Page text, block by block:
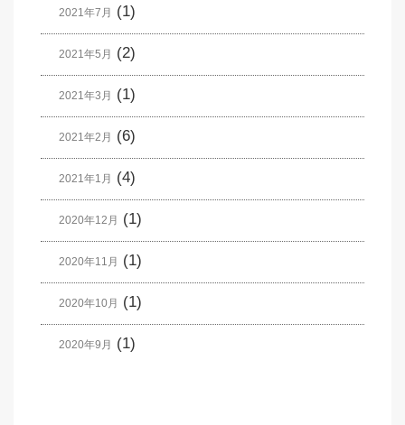
2021年7月 (1)
2021年5月 (2)
2021年3月 (1)
2021年2月 (6)
2021年1月 (4)
2020年12月 (1)
2020年11月 (1)
2020年10月 (1)
2020年9月 (1)